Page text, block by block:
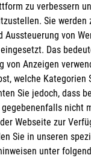
zu verbessern
Sie werden
Aussteuerung von
Das
von Anzeigen
welche Kategorien
Sie jedoch, dass
nicht
Webseite zur
Sie in unseren
unter